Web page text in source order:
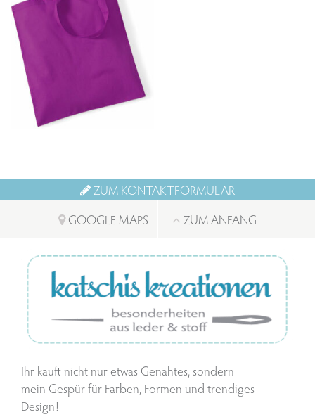
ZUM KONTAKTFORMULAR
GOOGLE MAPS
ZUM ANFANG
Ihr kauft nicht nur etwas Genähtes, sondern
mein Gespür für Farben, Formen und trendiges
Design!